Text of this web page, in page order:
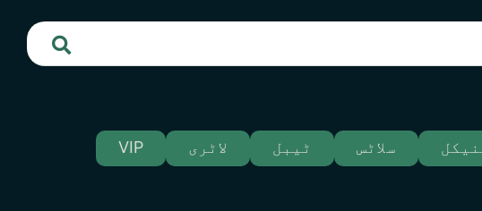
سلاٹس ٹیبل لاٹری VIP